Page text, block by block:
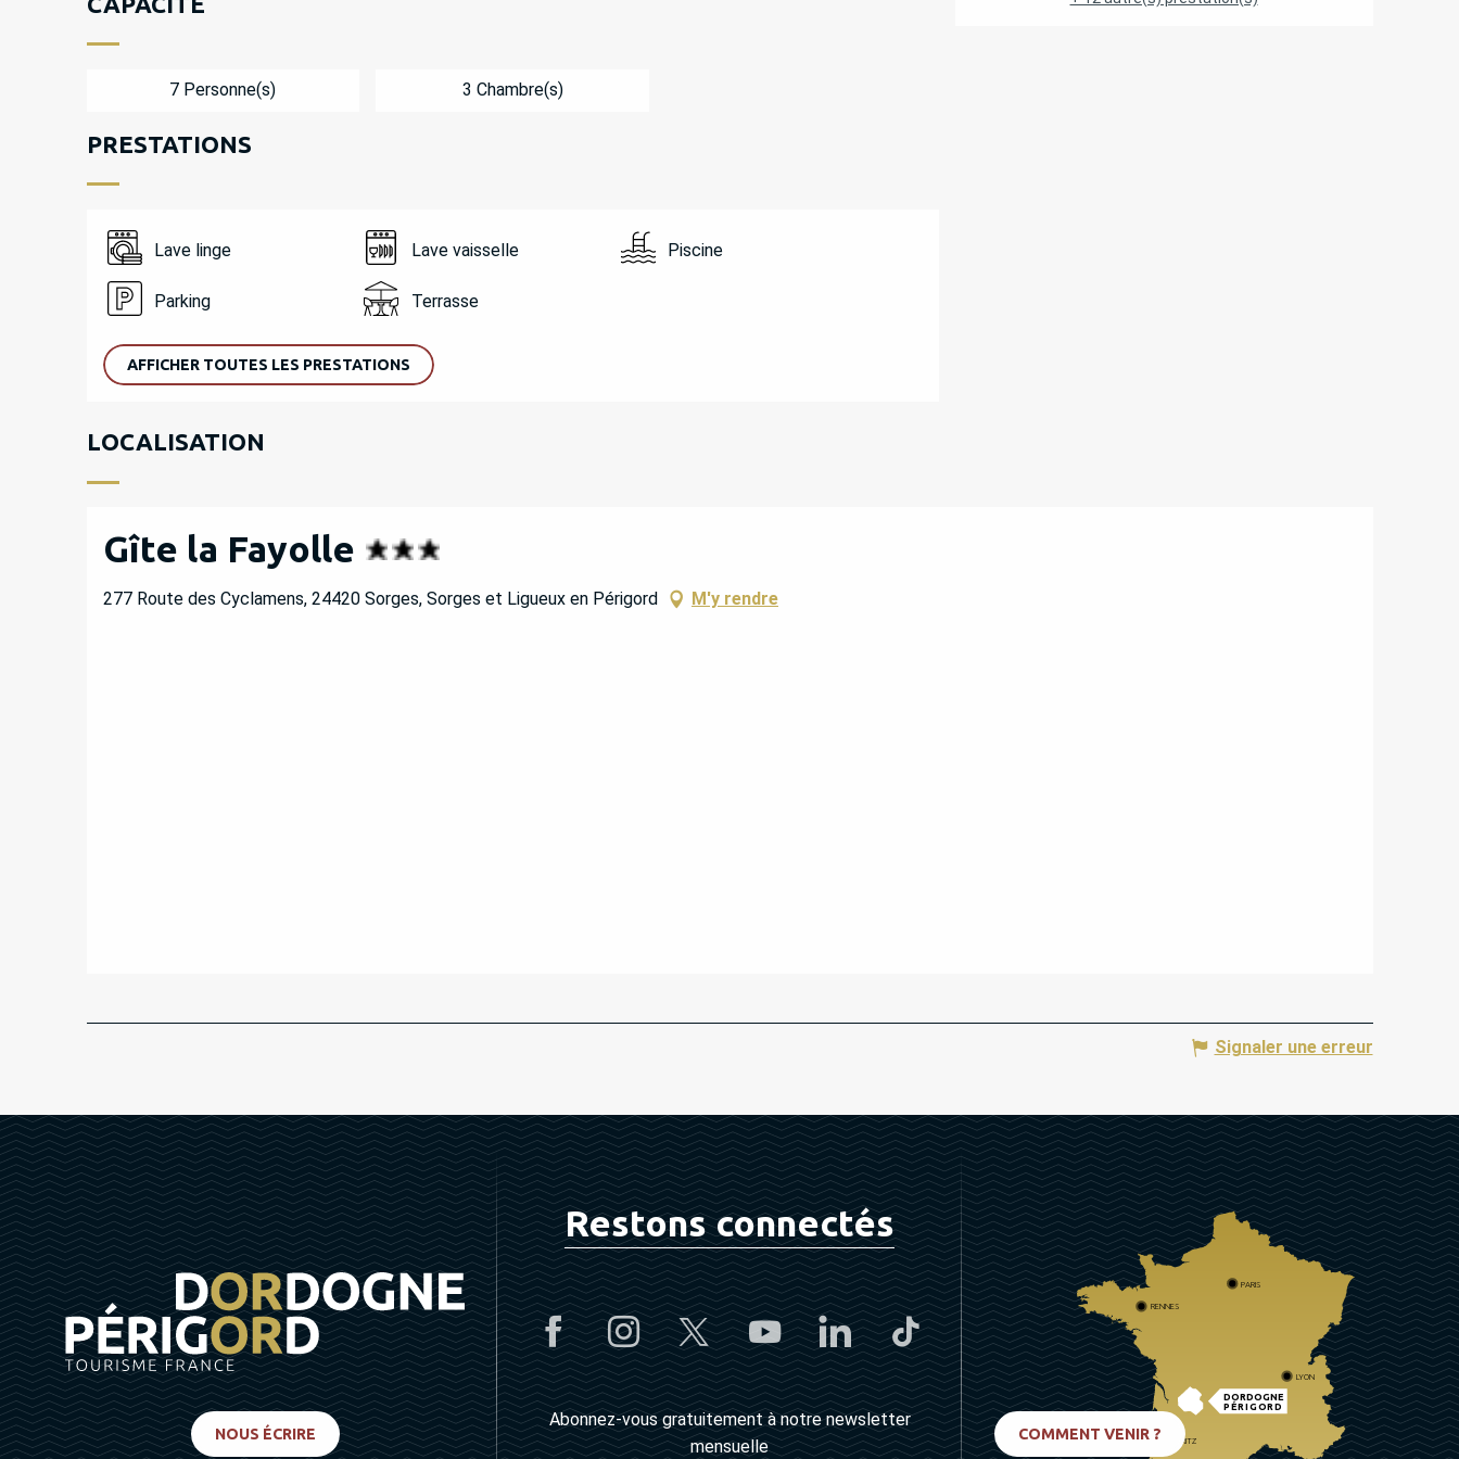
7 Personne(s) 3 Chambre(s)
PRESTATIONS
Lave linge Lave vaisselle Piscine
Parking Terrasse
AFFICHER TOUTES LES PRESTATIONS
LOCALISATION
Gîte la Fayolle
277 Route des Cyclamens, 24420 Sorges, Sorges et Ligueux en Périgord M'y rendre
Signaler une erreur
NOUS ÉCRIRE
Restons connectés
Abonnez-vous gratuitement à notre newsletter
mensuelle
DORDOGNE
PÉRIGORD
PARIS
RENNES
LYON
BIARRITZ
COMMENT VENIR ?